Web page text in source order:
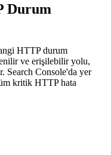
Durum
HTTP durum
ve erişilebilir yolu,
Search Console'da yer
kritik HTTP hata